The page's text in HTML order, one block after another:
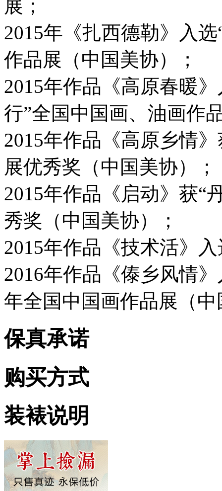
展；
2015年《扎西德勒》入
作品展（中国美协）；
2015年作品《高原春暖
行”全国中国画、油画作
2015年作品《高原乡情
展优秀奖（中国美协）；
2015年作品《启动》获“
秀奖（中国美协）；
2015年作品《技术活》
2016年作品《傣乡风情
年全国中国画作品展（
保真承诺
购买方式
装裱说明